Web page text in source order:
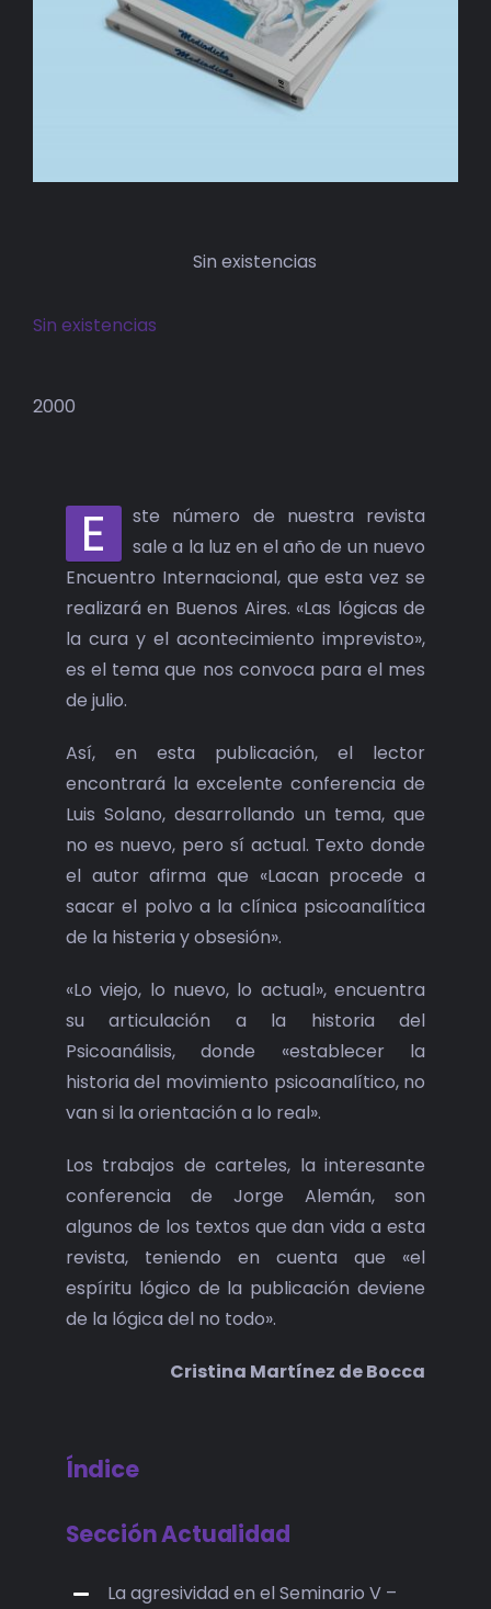
Sin existencias
Sin existencias
2000
E
ste número de nuestra revista
sale a la luz en el año de un nuevo
Encuentro Internacional, que esta vez se
realizará en Buenos Aires. «Las lógicas de
la cura y el acontecimiento imprevisto»,
es el tema que nos convoca para el mes
de julio.
Así, en esta publicación, el lector
encontrará la excelente conferencia de
Luis Solano, desarrollando un tema, que
no es nuevo, pero sí actual. Texto donde
el autor afirma que «Lacan procede a
sacar el polvo a la clínica psicoanalítica
de la histeria y obsesión».
«Lo viejo, lo nuevo, lo actual», encuentra
su articulación a la historia del
Psicoanálisis, donde «establecer la
historia del movimiento psicoanalítico, no
van si la orientación a lo real».
Los trabajos de carteles, la interesante
conferencia de Jorge Alemán, son
algunos de los textos que dan vida a esta
revista, teniendo en cuenta que «el
espíritu lógico de la publicación deviene
de la lógica del no todo».
Cristina Martínez de Bocca
Índice
Sección Actualidad
La agresividad en el Seminario V –